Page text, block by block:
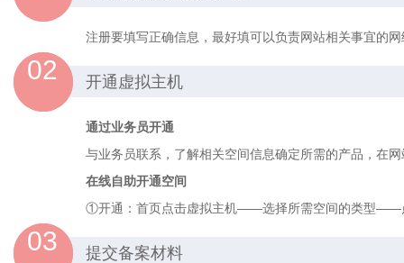
注册要填写正确信息，最好填可以负责网站相关事宜的
02 开通虚拟主机
通过业务员开通
与业务员联系，了解相关空间信息确定所需的产品，在
在线自助开通空间
①开通：首页点击虚拟主机——选择所需空间的类型——
03 提交备案材料